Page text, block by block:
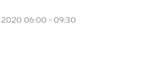
2020 06:00 - 09:30